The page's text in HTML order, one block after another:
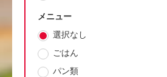
メニュー
選択なし
ごはん
パン類